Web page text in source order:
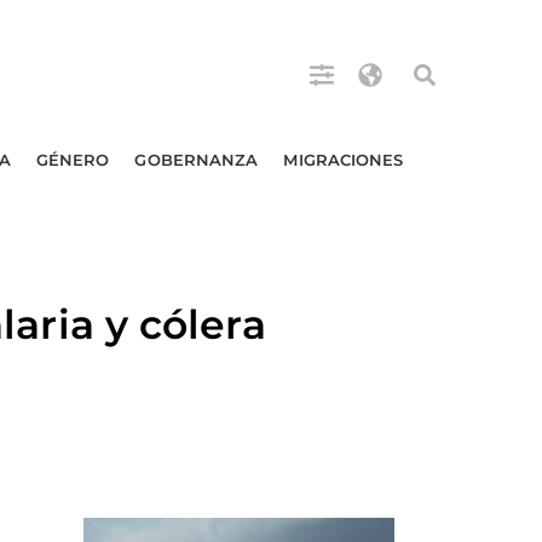
GÉNERO GOBERNANZA MIGRACIONES
y cólera